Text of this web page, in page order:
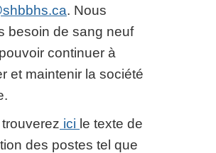
. Nous
besoin de sang neuf
continuer à
et maintenir la société
ici le texte de
des postes tel que